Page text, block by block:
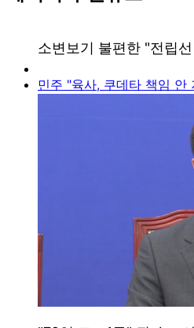
민주 "육사, 쿠데타 책임